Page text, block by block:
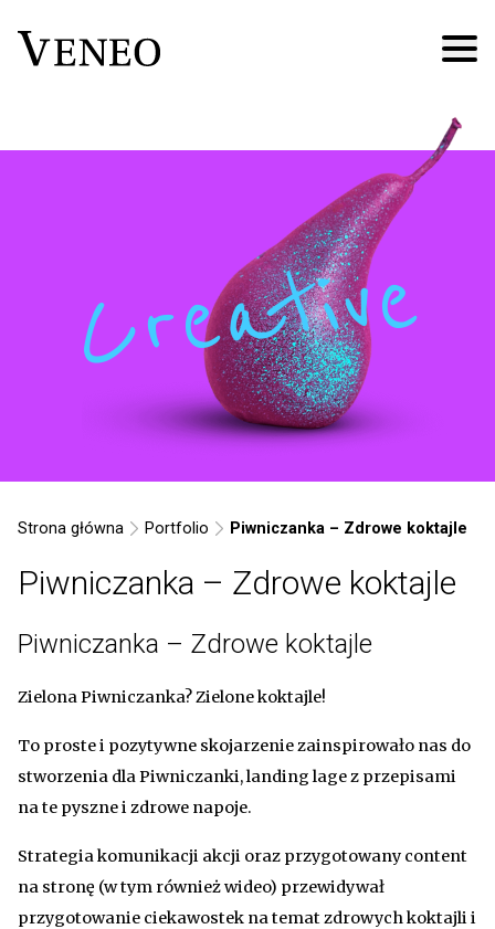
Creative
Strona główna Portfolio Piwniczanka – Zdrowe koktajle
Piwniczanka – Zdrowe koktajle
Piwniczanka – Zdrowe koktajle
Zielona Piwniczanka? Zielone koktajle!
To proste i pozytywne skojarzenie zainspirowało nas do
stworzenia dla Piwniczanki, landing lage z przepisami
na te pyszne i zdrowe napoje.
Strategia komunikacji akcji oraz przygotowany content
na stronę (w tym również wideo) przewidywał
przygotowanie ciekawostek na temat zdrowych koktajli i